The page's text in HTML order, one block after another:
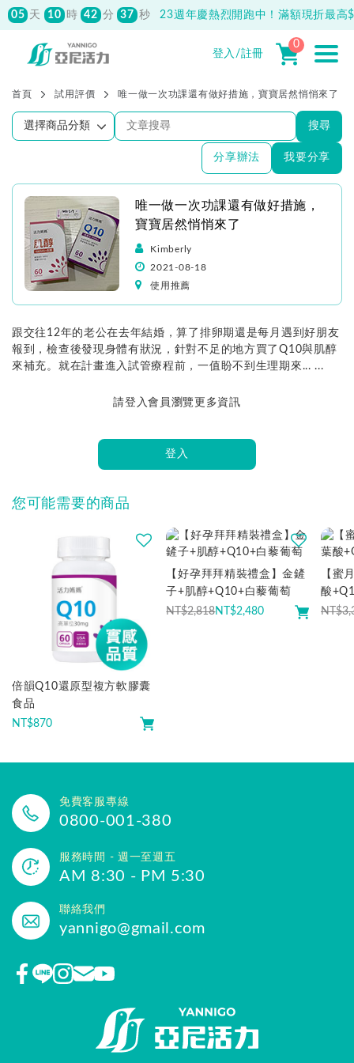
05 天 10 時 42 分 37 秒 23週年慶熱烈開跑中！滿額現折最高
登入/註冊
0
首頁 試用評價 唯一做一次功課還有做好措施，寶寶居然悄悄來了
搜尋
分享辦法 我要分享
唯一做一次功課還有做好措施，
寶寶居然悄悄來了
Kimberly
2021-08-18
使用推薦
跟交往12年的老公在去年結婚，算了排卵期還是每月遇到好朋友
報到，檢查後發現身體有狀況，針對不足的地方買了Q10與肌醇
來補充。就在計畫進入試管療程前，一值盼不到生理期來... ...
請登入會員瀏覽更多資訊
登入
您可能需要的商品
倍韻Q10還原型複方軟膠囊
食品
NT$870
【好孕拜拜精裝禮盒】金鏟
子+肌醇+Q10+白藜葡萄
NT$2,818NT$2,480
【蜜
酸
免費客服專線
0800-001-380
服務時間 - 週一至週五
AM 8:30 - PM 5:30
聯絡我們
yannigo@gmail.com